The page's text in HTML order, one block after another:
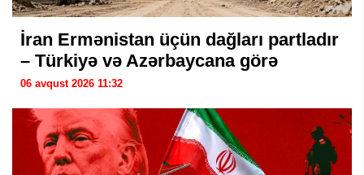
İran Ermənistan üçün dağları partladır
– Türkiyə və Azərbaycana görə
06 avqust 2026 11:32